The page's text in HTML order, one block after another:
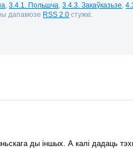
,3.4.1. Польшча ,3.4.3. Закаўказьзе ,
дапамозе RSS 2.0 стужкі.
ды іншых. А калі дадаць